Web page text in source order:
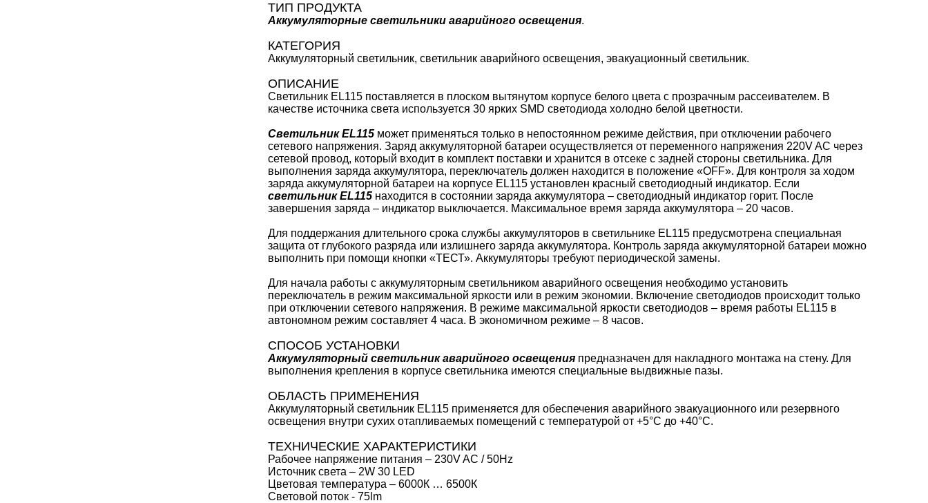
ТИП ПРОДУКТА
Аккумуляторные светильники аварийного освещения.
КАТЕГОРИЯ
Аккумуляторный светильник, светильник аварийного освещения, эвакуационный светильник.
ОПИСАНИЕ
Светильник EL115 поставляется в плоском вытянутом корпусе белого цвета с прозрачным рассеивателем. В
качестве источника света используется 30 ярких SMD светодиода холодно белой цветности.
Светильник EL115 может применяться только в непостоянном режиме действия, при отключении рабочего
сетевого напряжения. Заряд аккумуляторной батареи осуществляется от переменного напряжения 220V AC через
сетевой провод, который входит в комплект поставки и хранится в отсеке с задней стороны светильника. Для
выполнения заряда аккумулятора, переключатель должен находится в положение «OFF». Для контроля за ходом
заряда аккумуляторной батареи на корпусе EL115 установлен красный светодиодный индикатор. Если
светильник EL115 находится в состоянии заряда аккумулятора – светодиодный индикатор горит. После
завершения заряда – индикатор выключается. Максимальное время заряда аккумулятора – 20 часов.
Для поддержания длительного срока службы аккумуляторов в светильнике EL115 предусмотрена специальная
защита от глубокого разряда или излишнего заряда аккумулятора. Контроль заряда аккумуляторной батареи можно
выполнить при помощи кнопки «ТЕСТ». Аккумуляторы требуют периодической замены.
Для начала работы с аккумуляторным светильником аварийного освещения необходимо установить
переключатель в режим максимальной яркости или в режим экономии. Включение светодиодов происходит только
при отключении сетевого напряжения. В режиме максимальной яркости светодиодов – время работы EL115 в
автономном режим составляет 4 часа. В экономичном режиме – 8 часов.
СПОСОБ УСТАНОВКИ
Аккумуляторный светильник аварийного освещения предназначен для накладного монтажа на стену. Для
выполнения крепления в корпусе светильника имеются специальные выдвижные пазы.
ОБЛАСТЬ ПРИМЕНЕНИЯ
Аккумуляторный светильник EL115 применяется для обеспечения аварийного эвакуационного или резервного
освещения внутри сухих отапливаемых помещений с температурой от +5°С до +40°С.
ТЕХНИЧЕСКИЕ ХАРАКТЕРИСТИКИ
Рабочее напряжение питания – 230V AC / 50Hz
Источник света – 2W 30 LED
Цветовая температура – 6000К … 6500К
Световой поток - 75lm